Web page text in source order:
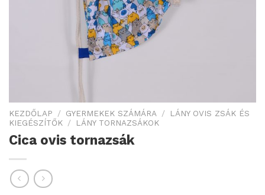
KEZDŐLAP / GYERMEKEK SZÁMÁRA /
LÁNY OVIS ZSÁK ÉS
KIEGÉSZÍTŐK / LÁNY TORNAZSÁKOK
Cica ovis tornazsák